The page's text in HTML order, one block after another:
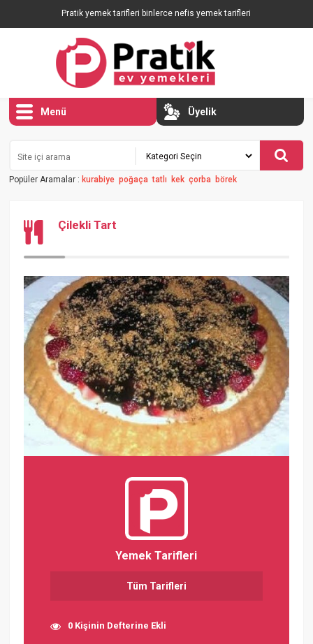
Pratik yemek tarifleri binlerce nefis yemek tarifleri
Menü Üyelik
Popüler Aramalar : kurabiye poğaça tatlı kek çorba börek
Çilekli Tart
Yemek Tarifleri
Tüm Tarifleri
0 Kişinin Defterine Ekli